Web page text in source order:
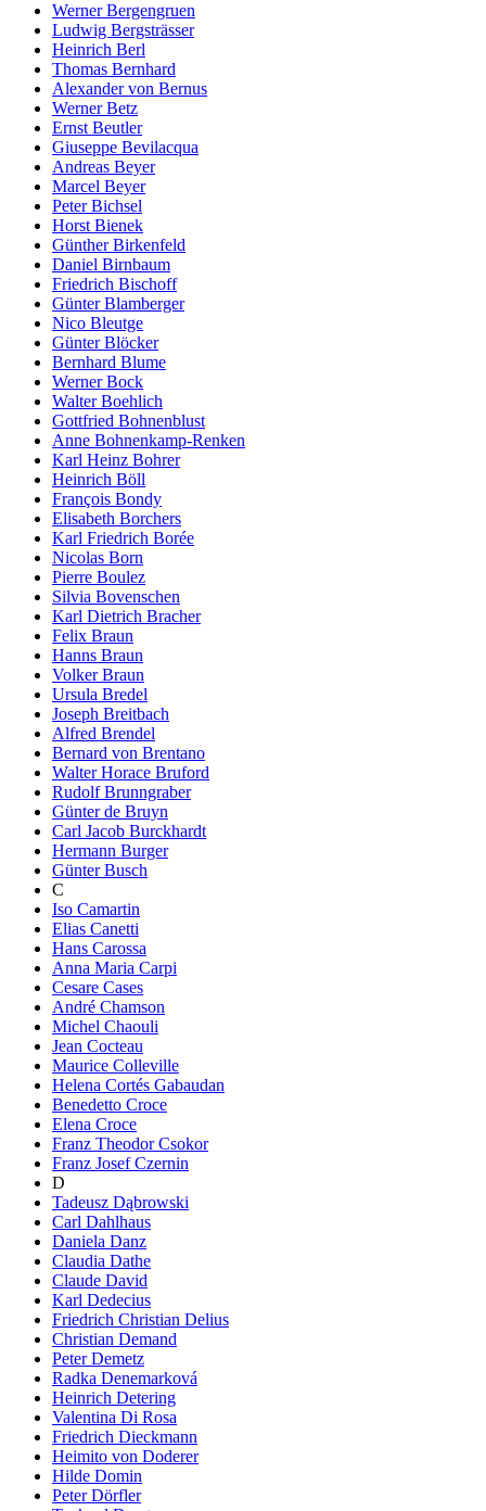
Werner Bergengruen
Ludwig Bergsträsser
Heinrich Berl
Thomas Bernhard
Alexander von Bernus
Werner Betz
Ernst Beutler
Giuseppe Bevilacqua
Andreas Beyer
Marcel Beyer
Peter Bichsel
Horst Bienek
Günther Birkenfeld
Daniel Birnbaum
Friedrich Bischoff
Günter Blamberger
Nico Bleutge
Günter Blöcker
Bernhard Blume
Werner Bock
Walter Boehlich
Gottfried Bohnenblust
Anne Bohnenkamp-Renken
Karl Heinz Bohrer
Heinrich Böll
François Bondy
Elisabeth Borchers
Karl Friedrich Borée
Nicolas Born
Pierre Boulez
Silvia Bovenschen
Karl Dietrich Bracher
Felix Braun
Hanns Braun
Volker Braun
Ursula Bredel
Joseph Breitbach
Alfred Brendel
Bernard von Brentano
Walter Horace Bruford
Rudolf Brunngraber
Günter de Bruyn
Carl Jacob Burckhardt
Hermann Burger
Günter Busch
C
Iso Camartin
Elias Canetti
Hans Carossa
Anna Maria Carpi
Cesare Cases
André Chamson
Michel Chaouli
Jean Cocteau
Maurice Colleville
Helena Cortés Gabaudan
Benedetto Croce
Elena Croce
Franz Theodor Csokor
Franz Josef Czernin
D
Tadeusz Dąbrowski
Carl Dahlhaus
Daniela Danz
Claudia Dathe
Claude David
Karl Dedecius
Friedrich Christian Delius
Christian Demand
Peter Demetz
Radka Denemarková
Heinrich Detering
Valentina Di Rosa
Friedrich Dieckmann
Heimito von Doderer
Hilde Domin
Peter Dörfler